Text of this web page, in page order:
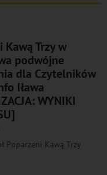
Kawą Trzy w
podwójne
dla Czytelników
Iława
WYNIKI
Poparzeni Kawą Trzy